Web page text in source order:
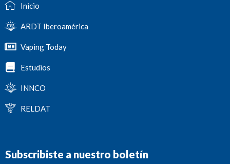
Inicio
ARDT Iberoamérica
Vaping Today
Estudios
INNCO
RELDAT
Subscribiste a nuestro boletín